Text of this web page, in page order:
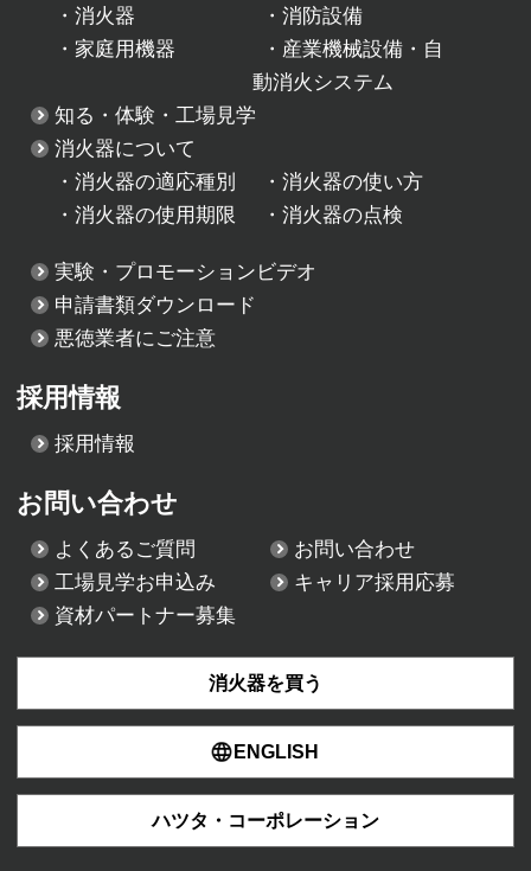
・消火器 ・ 消防設備
・ 家庭用機器 ・ 産業機械設備・自
動消火システム
知る・体験・工場見学
消火器について
・消火器の適応種別 ・ 消火器の使い方
・消火器の使用期限 ・ 消火器の点検
実験・プロモーションビデオ
申請書類ダウンロード
悪徳業者にご注意
採用情報
採用情報
お問い合わせ
よくあるご質問
お問い合わせ
工場見学お申込み
キャリア採用応募
資材パートナー募集
消火器を買う
ENGLISH
ハツタ・コーポレーション